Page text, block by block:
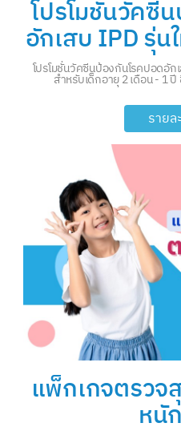
โปรโมชั่นวัคซี
อักเสบ IPD รุ่น
โปรโมชั่นวัคซีนป้องกันโรคปอดอัก
สำหรับเด็กอายุ 2 เดือน - 1
รายล
แพ็กเกจตรวจ
หนั